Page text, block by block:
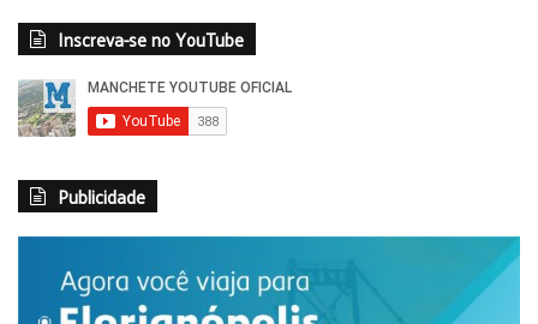
Inscreva-se no YouTube
Publicidade